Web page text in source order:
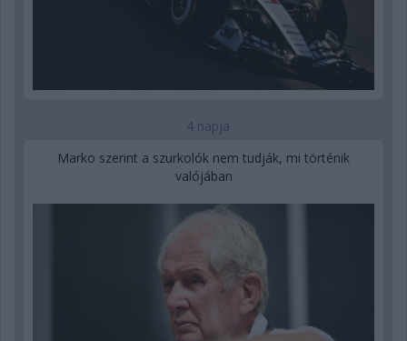
4 napja
Marko szerint a szurkolók nem tudják, mi történik
valójában